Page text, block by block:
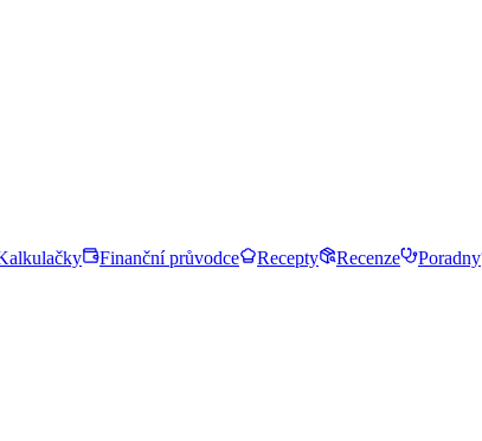
Finanční průvodce Recepty Recenze Poradny